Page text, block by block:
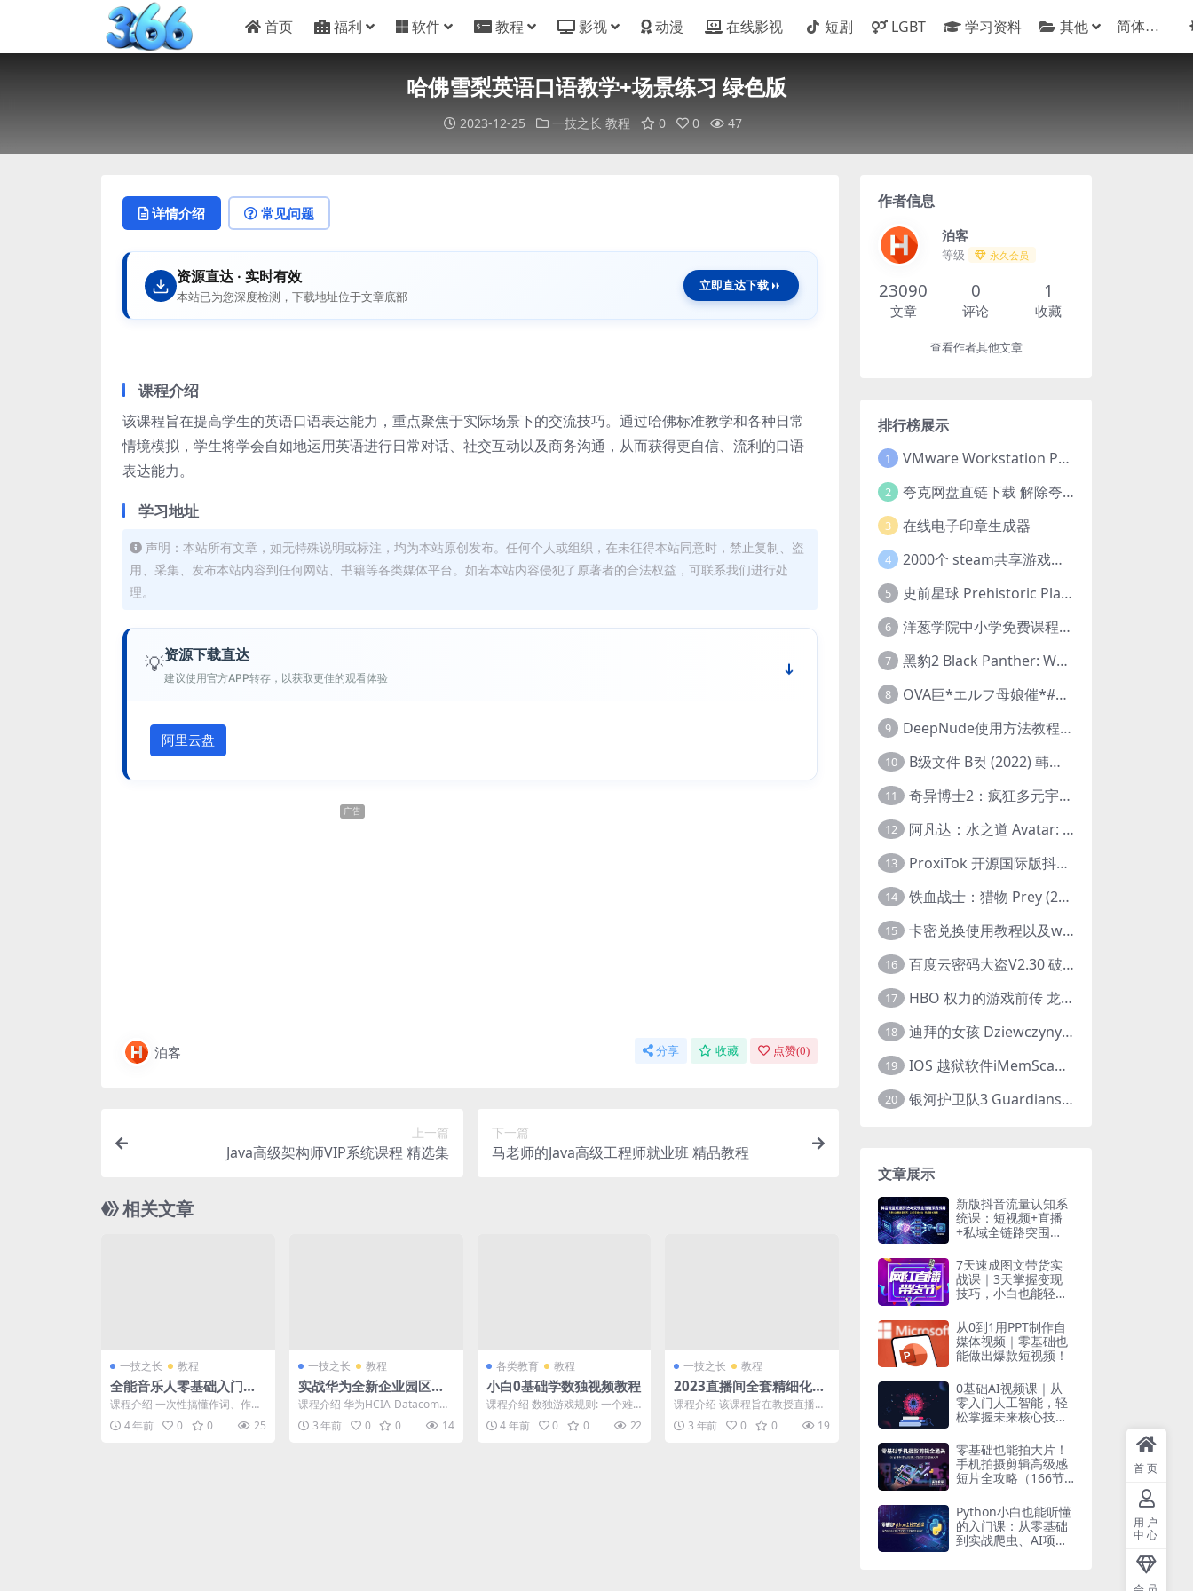
首页 福利 软件 教程 影视 动漫 在线影视 短剧 LGBT 学习资料 其他
哈佛雪梨英语口语教学+场景练习 绿色版
2023-12-25 一技之长 教程 0 0 47
详情介绍 常见问题
资源直达 · 实时有效
本站已为您深度检测，下载地址位于文章底部
立即直达下载
课程介绍
该课程旨在提高学生的英语口语表达能力，重点聚焦于实际场景下的交流技巧。通过哈佛标准教学和各种日常
情境模拟，学生将学会自如地运用英语进行日常对话、社交互动以及商务沟通，从而获得更自信、流利的口语
表达能力。
学习地址
声明：本站所有文章，如无特殊说明或标注，均为本站原创发布。任何个人或组织，在未征得本站同意时，禁止复制、盗
用、采集、发布本站内容到任何网站、书籍等各类媒体平台。如若本站内容侵犯了原著者的合法权益，可联系我们进行处
理。
💡资源下载直达
建议使用官方APP转存，以获取更佳的观看体验
阿里云盘
广告
泊客 分享 收藏 点赞(0)
上一篇
Java高级架构师VIP系统课程 精选集
下一篇
马老师的Java高级工程师就业班 精品教程
相关文章
一技之长 教程
全能音乐人零基础入门训
练营高级视频教程
课程介绍 一次性搞懂作词、作
曲、编曲、混音的底层逻辑与操
作。小白也能21天学会写...
4 年前 0 0 25
一技之长 教程
实战华为全新企业园区网
技术高级视频教程
课程介绍 华为HCIA-Datacom是
定位于数通基础通用知识和技能
水平的工程师...
3 年前 0 0 14
各类教育 教程
小白0基础学数独视频教程
课程介绍 数独游戏规则: 一个难
题是9X9格的细胞，每一个可能
包含从1-9的数字...
4 年前 0 0 22
一技之长 教程
2023直播间全套精细化实
战运营 精选
课程介绍 该课程旨在教授直播间
精细化实战运营的方法和技巧，
帮助学生提升直播间的活...
3 年前 0 0 19
作者信息
泊客
等级 永久会员
23090
文章
0
评论
1
收藏
查看作者其他文章
排行榜展示
1 VMware Workstation Pro 16 永久激活密钥(序列号)
2 夸克网盘直链下载 解除夸克网盘下载限制 油猴脚本
3 在线电子印章生成器
4 2000个 steam共享游戏账号 离线steam账号分享
5 史前星球 Prehistoric Planet (2022) 中字 1080p 高清 阿里云盘 2022.5.27已更新全集
6 洋葱学院中小学免费课程集合 云盘下载
7 黑豹2 Black Panther: Wakanda Forever (2022) 高清版
8 OVA巨*エルフ母娘催*#1エルフの国を蹂*する男。汚された女王と姫
9 DeepNude使用方法教程FAQ
10 B级文件 B컷 (2022) 韩国大尺度剧情电影 1080P 中字
11 奇异博士2：疯狂多元宇宙 Doctor Strange in the Multiverse of Madness (2022) 高清版1080p
12 阿凡达：水之道 Avatar: The Way of Water (2022) 1080p 2k 4k 中文字幕
13 ProxiTok 开源国际版抖音TikTok网页版 国内网络直连
14 铁血战士：猎物 Prey (2022) 中英字幕 1080P
15 卡密兑换使用教程以及windows使用教程
16 百度云密码大盗V2.30 破解分享链接提取码
17 HBO 权力的游戏前传 龙之家族 House of the Dragon (2022) 中字 1080P 更新4集
18 迪拜的女孩 Dziewczyny z Dubaju (2021) 1080P 中字
19 IOS 越狱软件iMemScan version1.2.6 游戏内存修改器
20 银河护卫队3 Guardians of the Galaxy Vol. 3 (2023)4K高清资源1080p只分享精品
文章展示
新版抖音流量认知系
统课：短视频+直播
+私域全链路突围
析）
7天速成图文带货实
战课｜3天掌握变现
技巧，小白也能轻松
从0到1用PPT制作自
媒体视频｜零基础也
能做出爆款短视频！
0基础AI视频课｜从
零入门人工智能，轻
松掌握未来核心技
零基础也能拍大片！
手机拍摄剪辑高级感
短片全攻略（166节
Python小白也能听懂
的入门课：从零基础
到实战爬虫、AI项目
首页
用户
中心